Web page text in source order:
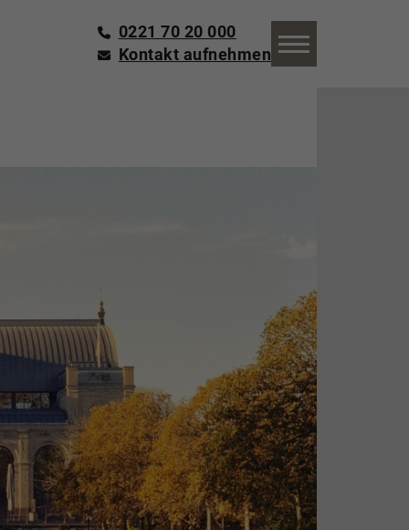
0221 70 20 000
Kontakt aufnehmen